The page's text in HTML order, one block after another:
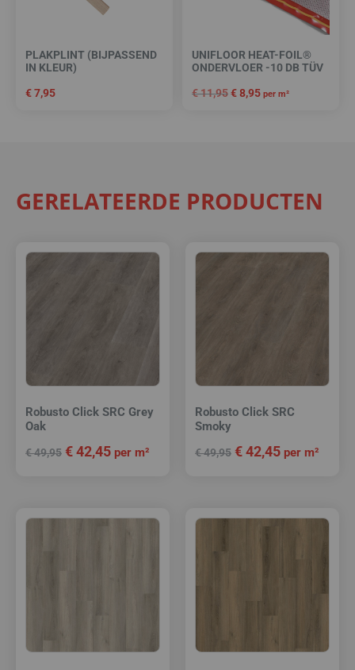
PLAKPLINT (BIJPASSEND
IN KLEUR)
€7,95
UNIFLOOR HEAT-FOIL®
ONDERVLOER -10 DB TÜV
€11,95€8,95 per m²
GERELATEERDE PRODUCTEN
Robusto Click SRC Grey
Oak
€49,95 €42,45 per m²
Robusto Click SRC
Smoky
€49,95 €42,45 per m²